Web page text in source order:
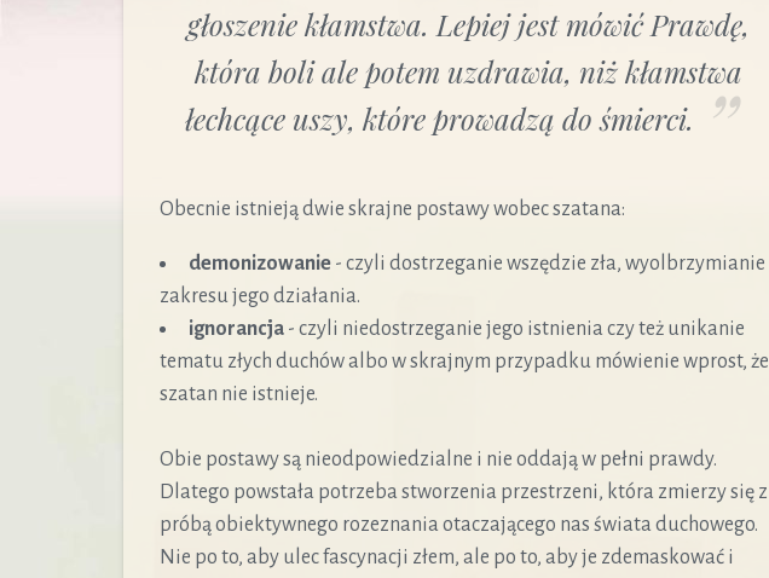
głoszenie kłamstwa. Lepiej jest mówić Prawdę,
która boli ale potem uzdrawia, niż kłamstwa
łechcące uszy, które prowadzą do śmierci.
Obecnie istnieją dwie skrajne postawy wobec szatana:
demonizowanie - czyli dostrzeganie wszędzie zła, wyolbrzymianie
zakresu jego działania.
ignorancja - czyli niedostrzeganie jego istnienia czy też unikanie
tematu złych duchów albo w skrajnym przypadku mówienie wprost, że
szatan nie istnieje.
Obie postawy są nieodpowiedzialne i nie oddają w pełni prawdy.
Dlatego powstała potrzeba stworzenia przestrzeni, która zmierzy się z
próbą obiektywnego rozeznania otaczającego nas świata duchowego.
Nie po to, aby ulec fascynacji złem, ale po to, aby je zdemaskować i